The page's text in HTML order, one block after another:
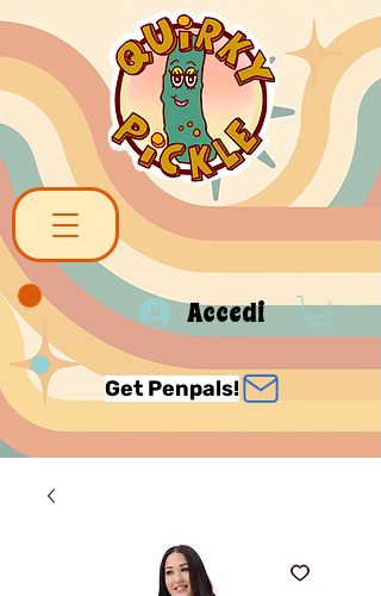
Accedi
Get Penpals!